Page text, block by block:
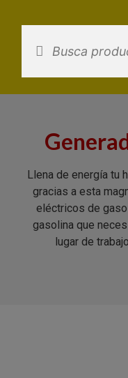
Llena de energía tu
gracias a esta
eléctricos de
gasolina que
lugar de